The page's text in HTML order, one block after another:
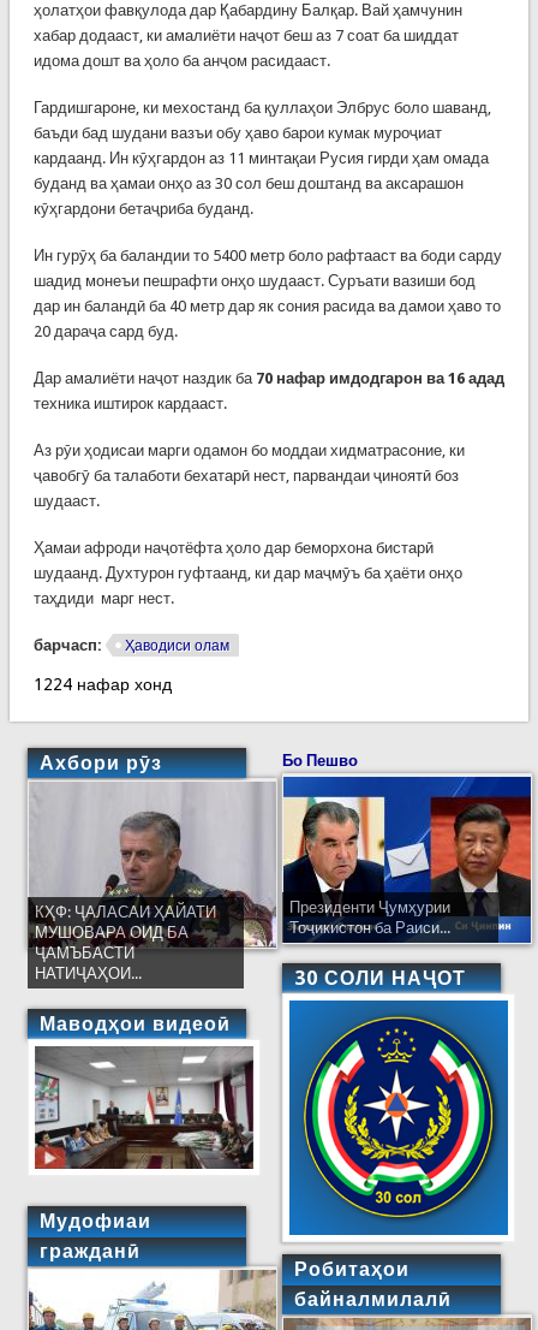
ҳолатҳои фавқулода дар Қабардину Балқар. Вай ҳамчунин
хабар додааст, ки амалиёти наҷот беш аз 7 соат ба шиддат
идома дошт ва ҳоло ба анҷом расидааст.
Гардишгароне, ки мехостанд ба қуллаҳои Элбрус боло шаванд,
баъди бад шудани вазъи обу ҳаво барои кумак муроҷиат
кардаанд. Ин кӯҳгардон аз 11 минтақаи Русия гирди ҳам омада
буданд ва ҳамаи онҳо аз 30 сол беш доштанд ва аксарашон
кӯҳгардони бетаҷриба буданд.
Ин гурӯҳ ба баландии то 5400 метр боло рафтааст ва боди сарду
шадид монеъи пешрафти онҳо шудааст. Суръати вазиши бод
дар ин баландӣ ба 40 метр дар як сония расида ва дамои ҳаво то
20 дараҷа сард буд.
Дар амалиёти наҷот наздик ба 70 нафар имдодгарон ва 16 адад
техника иштирок кардааст.
Аз рӯи ҳодисаи марги одамон бо моддаи хидматрасоние, ки
ҷавобгӯ ба талаботи бехатарӣ нест, парвандаи ҷиноятӣ боз
шудааст.
Ҳамаи афроди наҷотёфта ҳоло дар беморхона бистарӣ
шудаанд. Духтурон гуфтаанд, ки дар маҷмӯъ ба ҳаёти онҳо
таҳдиди марг нест.
барчасп: Ҳаводиси олам
1224 нафар хонд
Ахбори рӯз
КҲФ: ҶАЛАСАИ ҲАЙАТИ
МУШОВАРА ОИД БА
ҶАМЪБАСТИ
НАТИҶАҲОИ...
Маводҳои видеоӣ
Мудофиаи
гражданӣ
Бо Пешво
Президенти Ҷумҳурии
Тоҷикистон ба Раиси...
30 СОЛИ НАҶОТ
Робитаҳои
байналмилалӣ